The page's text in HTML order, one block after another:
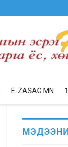
E-ZASAG.MN